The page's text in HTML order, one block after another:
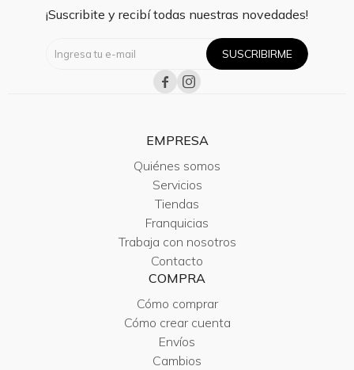
¡Suscribite y recibí todas nuestras novedades!
SUSCRIBIRME
 
EMPRESA
Quiénes somos
Servicios
Tiendas
Franquicias
Trabaja con nosotros
Contacto
COMPRA
Cómo comprar
Cómo crear cuenta
Envíos
Cambios